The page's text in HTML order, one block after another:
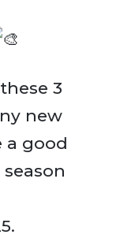
3
new
a good